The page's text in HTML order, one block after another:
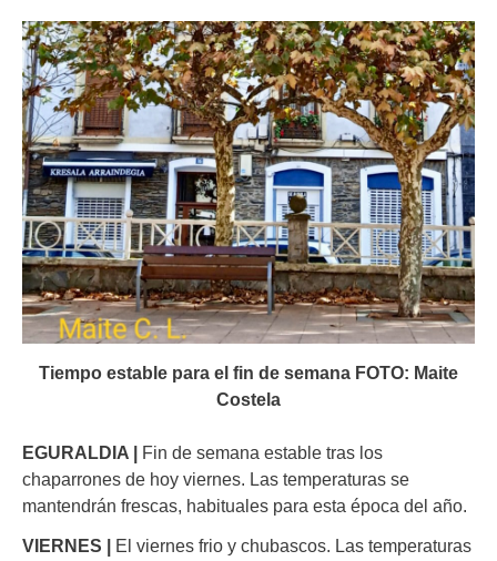
Tiempo estable para el fin de semana FOTO: Maite
Costela
EGURALDIA |
Fin de semana estable tras los
chaparrones de hoy viernes. Las temperaturas se
mantendrán frescas, habituales para esta época del año.
VIERNES |
El viernes frio y chubascos. Las temperaturas